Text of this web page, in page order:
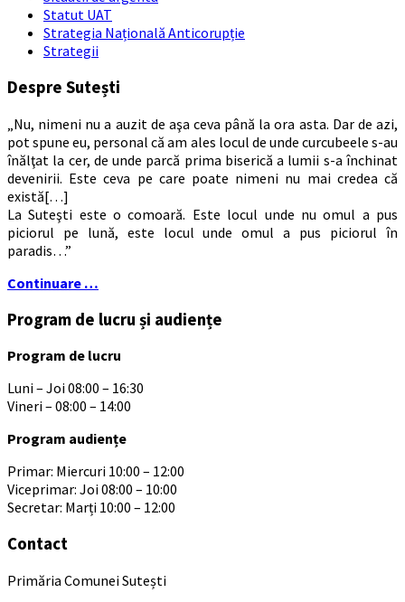
Statut UAT
Strategia Națională Anticorupție
Strategii
Despre Sutești
„Nu, nimeni nu a auzit de aşa ceva până la ora asta. Dar de azi,
pot spune eu, personal că am ales locul de unde curcubeele s-au
înălţat la cer, de unde parcă prima biserică a lumii s-a închinat
devenirii. Este ceva pe care poate nimeni nu mai credea că
există[…]
La Suteşti este o comoară. Este locul unde nu omul a pus
piciorul pe lună, este locul unde omul a pus piciorul în
paradis…”
Continuare …
Program de lucru și audiențe
Program de lucru
Luni – Joi 08:00 – 16:30
Vineri – 08:00 – 14:00
Program audiențe
Primar: Miercuri 10:00 – 12:00
Viceprimar: Joi 08:00 – 10:00
Secretar: Marți 10:00 – 12:00
Contact
Primăria Comunei Sutești